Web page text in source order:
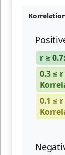
r ≥
0.3 ≤
0.1 ≤